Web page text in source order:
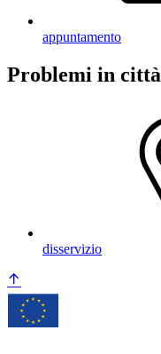
appuntamento
Problemi in città
disservizio